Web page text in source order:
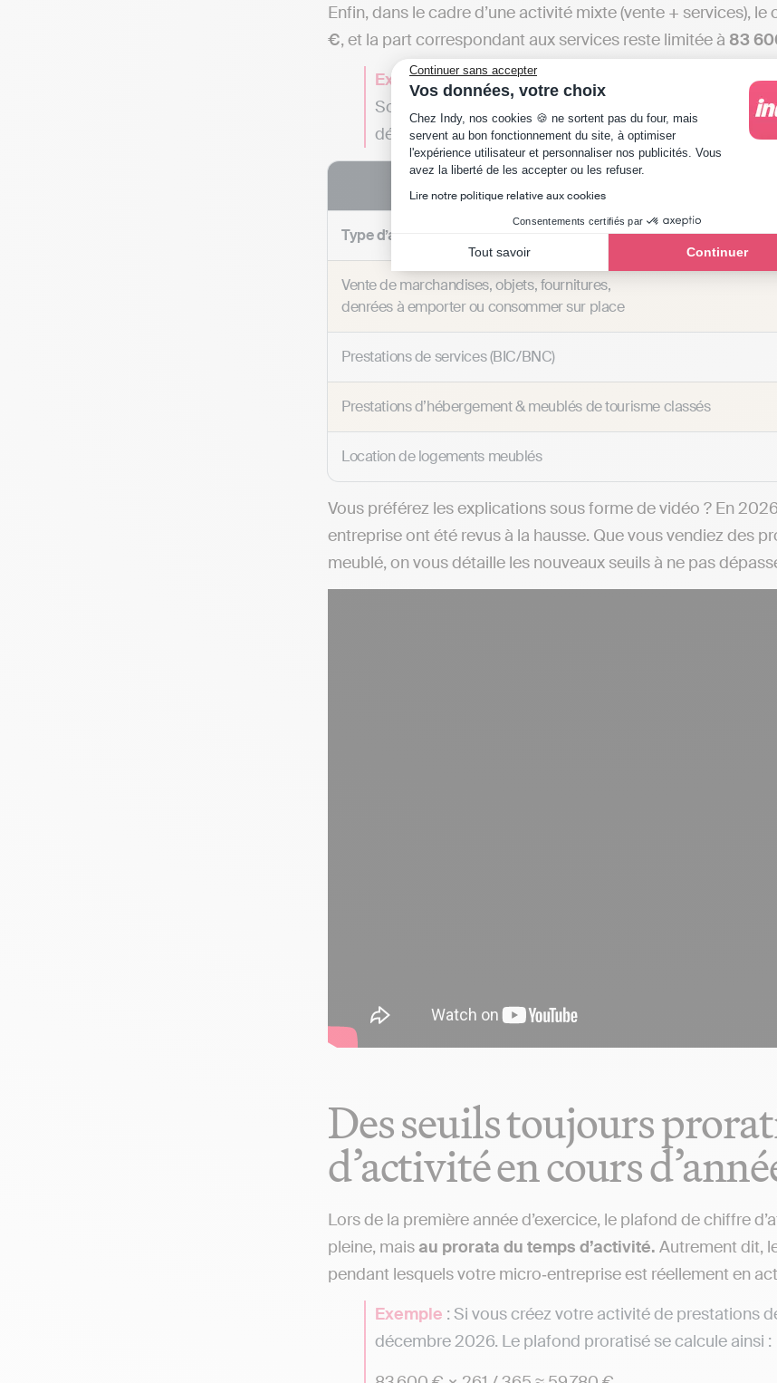
Continuer sans accepter
Vos données, votre choix
Plateforme de Gestion du Consentement :
Chez Indy, nos cookies 🍪 ne sortent pas du four, mais
servent au bon fonctionnement du site, à optimiser
l'expérience utilisateur et personnaliser nos publicités. Vous
avez la liberté de les accepter ou les refuser.
Lire notre politique relative aux cookies
Consentements certifiés par
Tout savoir Continuer
Axeptio consent
Enfin, dans le cadre d’une activité mixte (vente + services),
€, et la part correspondant aux services reste limitée à 83
Exemple: Un micro-entrepreneur vend des
Son chiffre d’affaires annuel ne doit pas dépasser
dépasser 83 600 €.
Type d’activité
Vente de marchandises, objets, fournitures,
denrées à emporter ou consommer sur place
Prestations de services (BIC/BNC)
Prestations d’hébergement & meublés de tourisme classés
Location de logements meublés
Vous préférez les explications sous forme de vidéo ? En
entreprise ont été revus à la hausse. Que vous vendiez des
meublé, on vous détaille les nouveaux seuils à ne pas
Des seuils toujours
d’activité en cours
Lors de la première année d’exercice, le plafond de chiffre
pleine, mais au prorata du temps d’activité. Autrement dit,
pendant lesquels votre micro‑entreprise est réellement en
Exemple : Si vous créez votre activité de prestations
décembre 2026. Le plafond proratisé se calcule ainsi :